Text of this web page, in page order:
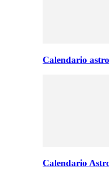
Calendario
Calendario